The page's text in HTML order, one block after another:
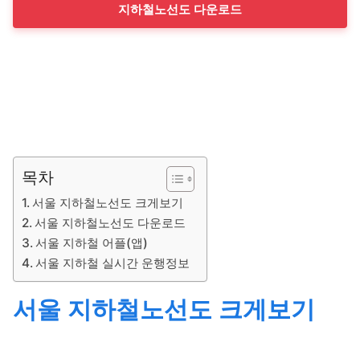
지하철노선도 다운로드
목차
서울 지하철노선도 크게보기
서울 지하철노선도 다운로드
서울 지하철 어플(앱)
서울 지하철 실시간 운행정보
서울 지하철노선도 크게보기